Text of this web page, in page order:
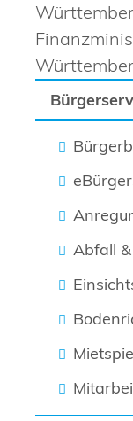
Abfall